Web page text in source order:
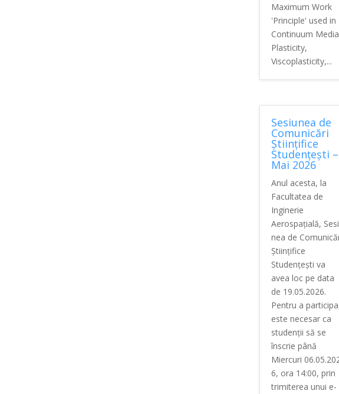
Maximum Work
'Principle' used in
Continuum Media
Plasticity,
Viscoplasticity,...
Sesiunea de
Comunicări
Științifice
Studențești –
Mai 2026
Anul acesta, la
Facultatea de
Inginerie
Aerospațială,
nea de
Științifice
Studențești va
avea loc pe data
de 19.05.2026.
Pentru a
este necesar ca
studenții să se
înscrie până
Miercuri
6, ora 14:00, prin
trimiterea unui e-